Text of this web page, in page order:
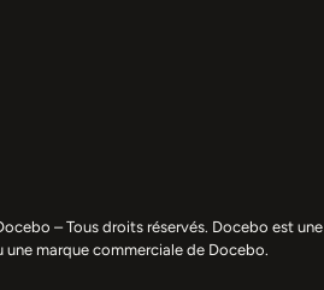
– Tous droits réservés. Docebo est une
une marque commerciale de Docebo.